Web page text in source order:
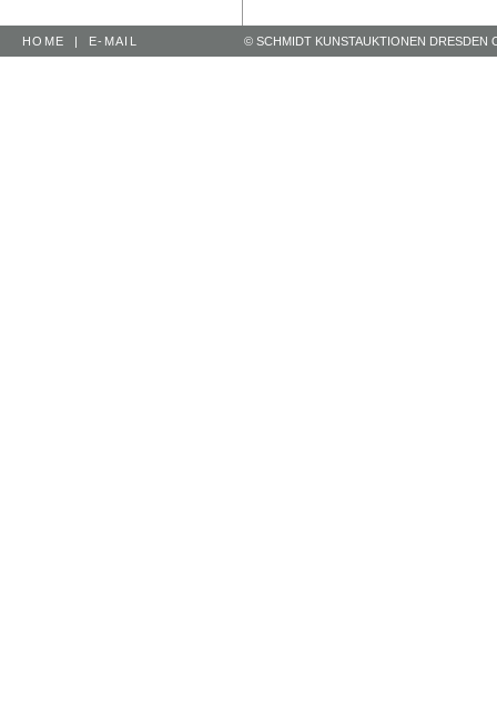
HOME | E-MAIL © SCHMIDT KUNSTAUKTIONEN DRESDEN